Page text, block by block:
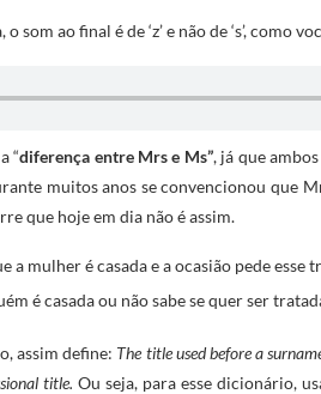
o som ao final é de ‘z’ e não de ‘s’, como
“diferença entre Mrs e Ms”, já que
muitos anos se convencionou que
que hoje em dia não é assim.
a mulher é casada e a ocasião pede esse
é casada ou não sabe se quer ser
assim define: The title used before a
title. Ou seja, para esse dicionário,